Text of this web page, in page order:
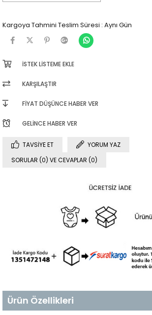
Kargoya Tahmini Teslim Süresi : Aynı Gün
İSTEK LISTEME EKLE
KARŞILAŞTIR
FIYAT DÜŞÜNCE HABER VER
GELINCE HABER VER
TAVSIYE ET
YORUM YAZ
SORULAR (0) VE CEVAPLAR (0)
Ürün Özellikleri